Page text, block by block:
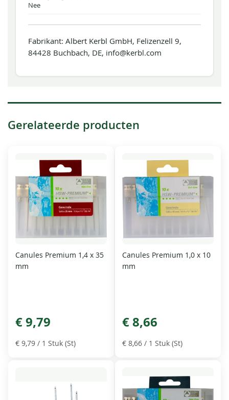
Nee
Fabrikant: Albert Kerbl GmbH, Felizenzell 9,
84428 Buchbach, DE, info@kerbl.com
Gerelateerde producten
Canules Premium 1,4 x 35
mm
€ 9,79
€ 9,79 / 1 Stuk (St)
Canules Premium 1,0 x 10
mm
€ 8,66
€ 8,66 / 1 Stuk (St)